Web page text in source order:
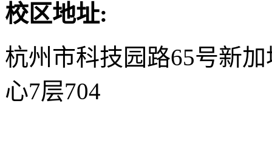
校区地址:
杭州市科技园路65号新
心7层704